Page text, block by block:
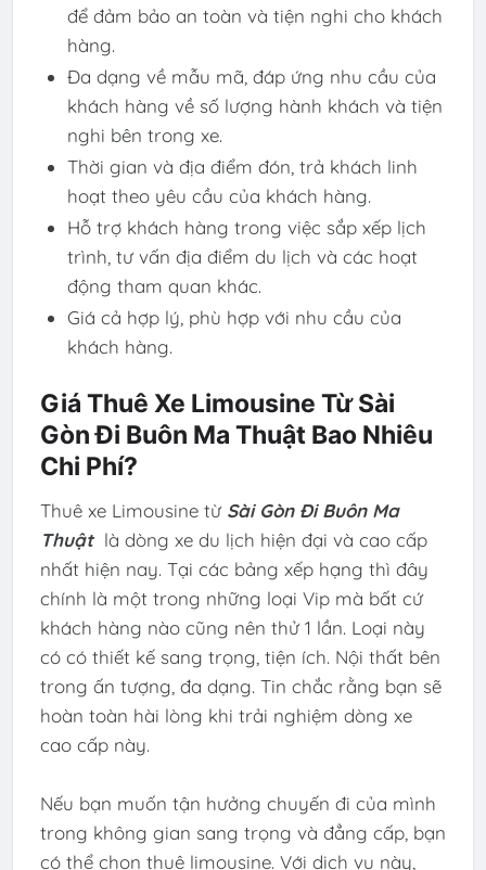
để đảm bảo an toàn và tiện nghi cho khách
hàng.
Đa dạng về mẫu mã, đáp ứng nhu cầu của
khách hàng về số lượng hành khách và tiện
nghi bên trong xe.
Thời gian và địa điểm đón, trả khách linh
hoạt theo yêu cầu của khách hàng.
Hỗ trợ khách hàng trong việc sắp xếp lịch
trình, tư vấn địa điểm du lịch và các hoạt
động tham quan khác.
Giá cả hợp lý, phù hợp với nhu cầu của
khách hàng.
Giá Thuê Xe Limousine Từ Sài
Gòn Đi Buôn Ma Thuật Bao Nhiêu
Chi Phí?
Thuê xe Limousine từ Sài Gòn Đi Buôn Ma
Thuật là dòng xe du lịch hiện đại và cao cấp
nhất hiện nay. Tại các bảng xếp hạng thì đây
chính là một trong những loại Vip mà bất cứ
khách hàng nào cũng nên thử 1 lần. Loại này
có có thiết kế sang trọng, tiện ích. Nội thất bên
trong ấn tượng, đa dạng. Tin chắc rằng bạn sẽ
hoàn toàn hài lòng khi trải nghiệm dòng xe
cao cấp này.
Nếu bạn muốn tận hưởng chuyến đi của mình
trong không gian sang trọng và đẳng cấp, bạn
có thể chọn thuê limousine. Với dịch vụ này,